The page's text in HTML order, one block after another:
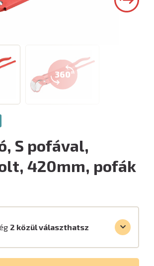
360°
S pofával,
420mm, pofák
2 közül választhatsz